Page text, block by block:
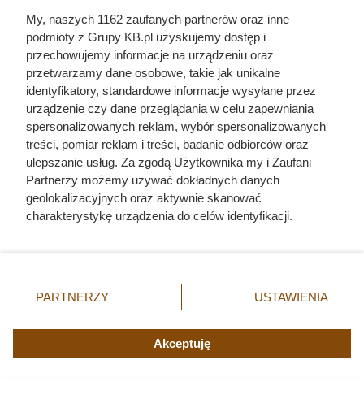
Ostatnie godziny komendanta
Auschwitz. Odtajnione zdjęcia
pokazują, co działo się przed
szubienicą
My, naszych 1162 zaufanych partnerów oraz inne
podmioty z Grupy KB.pl uzyskujemy dostęp i
przechowujemy informacje na urządzeniu oraz
przetwarzamy dane osobowe, takie jak unikalne
identyfikatory, standardowe informacje wysyłane przez
urządzenie czy dane przeglądania w celu zapewniania
spersonalizowanych reklam, wybór spersonalizowanych
treści, pomiar reklam i treści, badanie odbiorców oraz
ulepszanie usług. Za zgodą Użytkownika my i Zaufani
Partnerzy możemy używać dokładnych danych
geolokalizacyjnych oraz aktywnie skanować
charakterystykę urządzenia do celów identyfikacji.
zmienić/wycofać klikając przycisk ustawień prywatności
znajdujący się w lewym dolnym rogu strony. Niektóre
użytkownika, ale masz prawo sprzeciwić się takiemu
przetwarzaniu. Preferencje będą miały zastosowania tylko
PARTNERZY USTAWIENIA
Akceptuję